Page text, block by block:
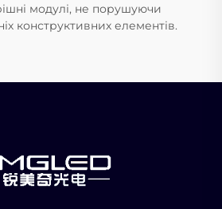
модулі, не порушуючи
конструктивних елементів.